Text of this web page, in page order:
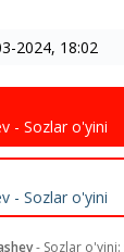
2024, 18:02
- Sozlar o'yini
- Sozlar o'yini
- Sozlar o'yini: